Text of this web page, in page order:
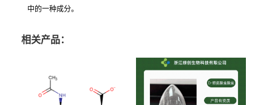
中的一种成分。
相关产品：